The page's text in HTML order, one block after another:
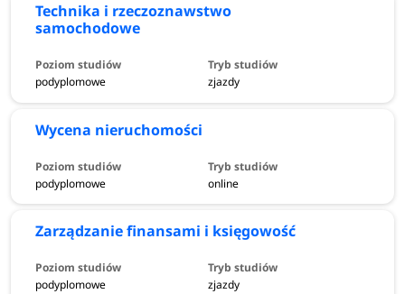
Technika i rzeczoznawstwo
samochodowe
podyplomowe zjazdy
Wycena nieruchomości
podyplomowe online
Zarządzanie finansami i księgowość
podyplomowe zjazdy